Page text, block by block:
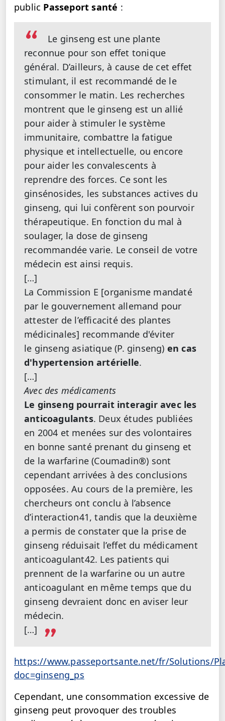
public Passeport santé :
Le ginseng est une plante
reconnue pour son effet tonique
général. D’ailleurs, à cause de cet effet
stimulant, il est recommandé de le
consommer le matin. Les recherches
montrent que le ginseng est un allié
pour aider à stimuler le système
immunitaire, combattre la fatigue
physique et intellectuelle, ou encore
pour aider les convalescents à
reprendre des forces. Ce sont les
ginsénosides, les substances actives du
ginseng, qui lui confèrent son pourvoir
thérapeutique. En fonction du mal à
soulager, la dose de ginseng
recommandée varie. Le conseil de votre
médecin est ainsi requis.
[…]
La Commission E [organisme mandaté
par le gouvernement allemand pour
attester de l’efficacité des plantes
médicinales] recommande d'éviter
le ginseng asiatique (P. ginseng) en cas
d'hypertension artérielle.
[…]
Avec des médicaments
Le ginseng pourrait interagir avec les
anticoagulants. Deux études publiées
en 2004 et menées sur des volontaires
en bonne santé prenant du ginseng et
de la warfarine (Coumadin®) sont
cependant arrivées à des conclusions
opposées. Au cours de la première, les
chercheurs ont conclu à l’absence
d’interaction41, tandis que la deuxième
a permis de constater que la prise de
ginseng réduisait l’effet du médicament
anticoagulant42. Les patients qui
prennent de la warfarine ou un autre
anticoagulant en même temps que du
ginseng devraient donc en aviser leur
médecin.
[…]
https://www.passeportsante.net/fr/Solutions/
doc=ginseng_ps
Cependant, une consommation excessive de
ginseng peut provoquer des troubles